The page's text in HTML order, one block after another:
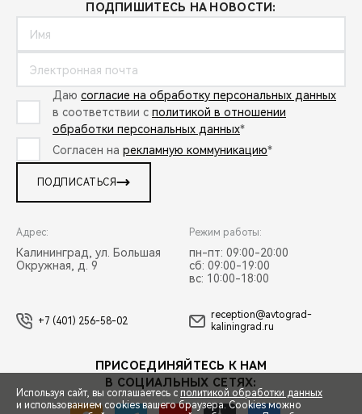
ПОДПИШИТЕСЬ НА НОВОСТИ:
Даю согласие на обработку персональных данных
в соответствии с политикой в отношении
обработки персональных данных*
Согласен на рекламную коммуникацию*
ПОДПИСАТЬСЯ
Адрес:
Калининград, ул. Большая
Окружная, д. 9
Режим работы:
пн-пт: 09:00-20:00
сб: 09:00-19:00
вс: 10:00-18:00
+7 (401) 256-58-02
reception@avtograd-
kaliningrad.ru
ПРИСОЕДИНЯЙТЕСЬ К НАМ
В СОЦИАЛЬНЫХ СЕТЯХ:
Используя сайт, вы соглашаетесь с политикой обработки данных
и использованием cookies вашего браузера. Cookies можно